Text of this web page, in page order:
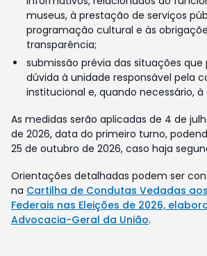
museus, à prestação de serviços
programação cultural e às
transparência;
submissão prévia das situações
dúvida à unidade responsável pela
institucional e, quando necessário, à
As medidas serão aplicadas de 4 de
de 2026, data do primeiro turno,
25 de outubro de 2026, caso haja
Orientações detalhadas podem ser
na Cartilha de Condutas Vedadas
Federais nas Eleições de 2026,
Advocacia-Geral da União.